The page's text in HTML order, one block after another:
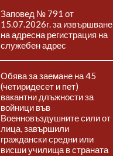
Заповед № 791 от
15.07.2026г. за извършване
на адресна регистрация на
служебен адрес
Обява за заемане на 45
(четиридесет и пет)
вакантни длъжности за
войници във
Военновъздушните сили от
лица, завършили
граждански средни или
висши училища в страната